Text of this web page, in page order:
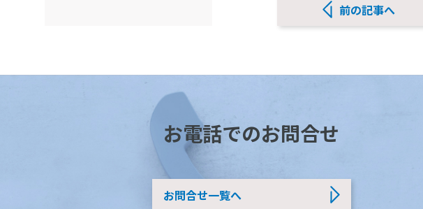
前の記事へ
お電話でのお問合せ
お問合せ一覧へ